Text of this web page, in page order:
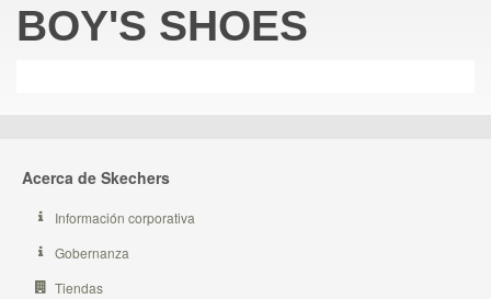
BOY'S SHOES
Acerca de Skechers
Información corporativa
Gobernanza
Tiendas